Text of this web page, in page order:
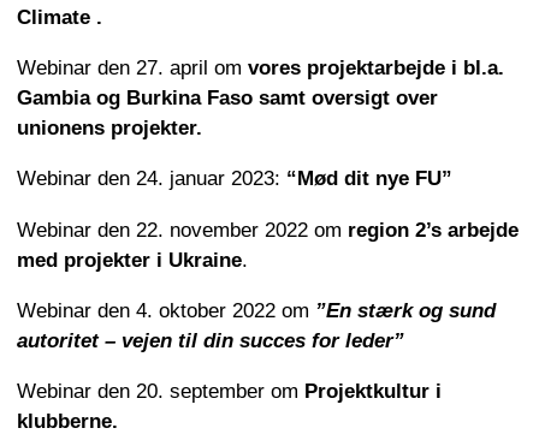
Climate .
Webinar den 27. april omvores projektarbejde i bl.a.
Gambia og Burkina Faso samt oversigt over
unionens projekter.
Webinar den 24. januar 2023: “Mød dit nye FU”
Webinar den 22. november 2022 om region 2’s arbejde
med projekter i Ukraine.
Webinar den 4. oktober 2022 om ”En stærk og sund
autoritet – vejen til din succes for leder”
Webinar den 20. september om Projektkultur i
klubberne.